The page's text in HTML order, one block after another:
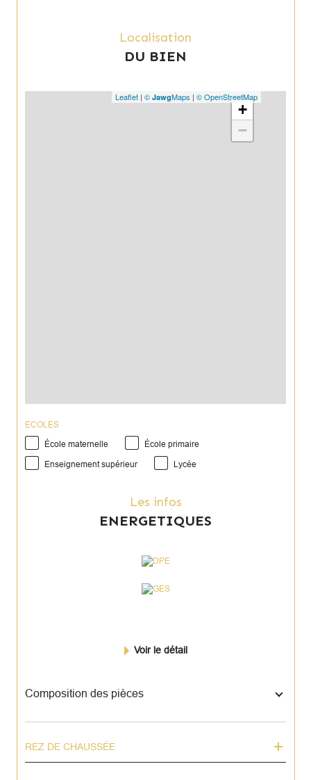
Localisation
DU BIEN
+
−
Leaflet | © JawgMaps | © OpenStreetMap
ECOLES
École maternelle
École primaire
Enseignement supérieur Lycée
Les infos
ENERGETIQUES
Voir le détail
Composition des pièces
REZ DE CHAUSSÉE